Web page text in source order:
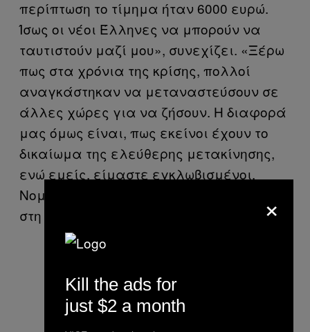
περίπτωση το τίμημα ήταν 6000 ευρώ.
Ίσως οι νέοι Έλληνες να μπορούν να
ταυτιστούν μαζί μου», συνεχίζει. «Ξέρω
πως στα χρόνια της κρίσης, πολλοί
αναγκάστηκαν να μεταναστεύσουν σε
άλλες χώρες για να ζήσουν. Η διαφορά
μας όμως είναι, πως εκείνοι έχουν το
δικαίωμα της ελεύθερης μετακίνησης,
ενώ εμείς, είμαστε εγκλωβισμένοι.
Νομίζουν πώς θα ρισκάραμε τη ζωή μας
στη θάλασσα έτσι για το χαβαλέ;».
×
Kill the ads for
just $2 a month